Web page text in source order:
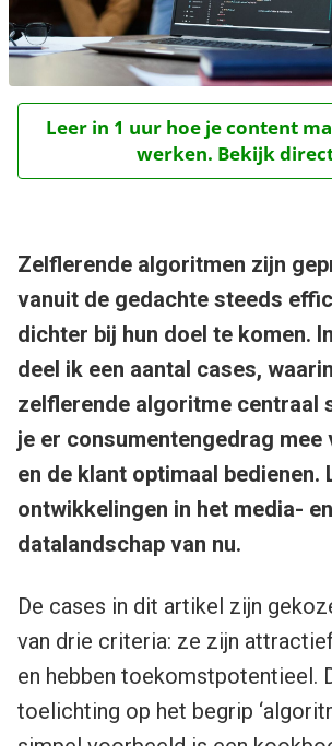
Leer in 1 uur hoe je content
werken. Bekijk
Zelflerende algoritmen zijn
vanuit de gedachte steeds
dichter bij hun doel te komen.
deel ik een aantal cases,
zelflerende algoritme centraal
je er consumentengedrag mee
en de klant optimaal bedienen.
ontwikkelingen in het media- en
datalandschap van nu.
De cases in dit artikel zijn
van drie criteria: ze zijn
en hebben toekomstpotentieel.
toelichting op het begrip